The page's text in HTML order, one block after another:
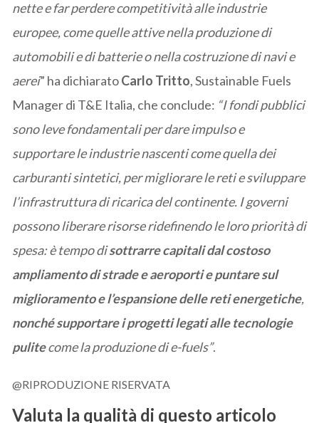
nette e far perdere competitività alle industrie
europee, come quelle attive nella produzione di
automobili e di batterie o nella costruzione di navi e
aerei” ha dichiaratoCarlo Tritto, Sustainable Fuels
Manager di T&E Italia, che conclude: “I fondi pubblici
sono leve fondamentali per dare impulso e
supportare le industrie nascenti come quella dei
carburanti sintetici, per migliorare le reti e sviluppare
l’infrastruttura di ricarica del continente. I governi
possono liberare risorse ridefinendo le loro priorità di
spesa: è tempo disottrarre capitali dal costoso
ampliamento di strade e aeroporti e puntare sul
miglioramento e l’espansione delle reti energetiche,
nonché supportare i progetti legati alle tecnologie
pulitecome la produzione di e-fuels”.
@RIPRODUZIONE RISERVATA
Valuta la qualità di questo articolo